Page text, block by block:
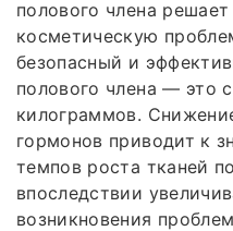
полового члена
косметическую
безопасный и
полового члена — это
килограммов.
гормонов приводит к
темпов роста тканей
впоследствии
возникновения